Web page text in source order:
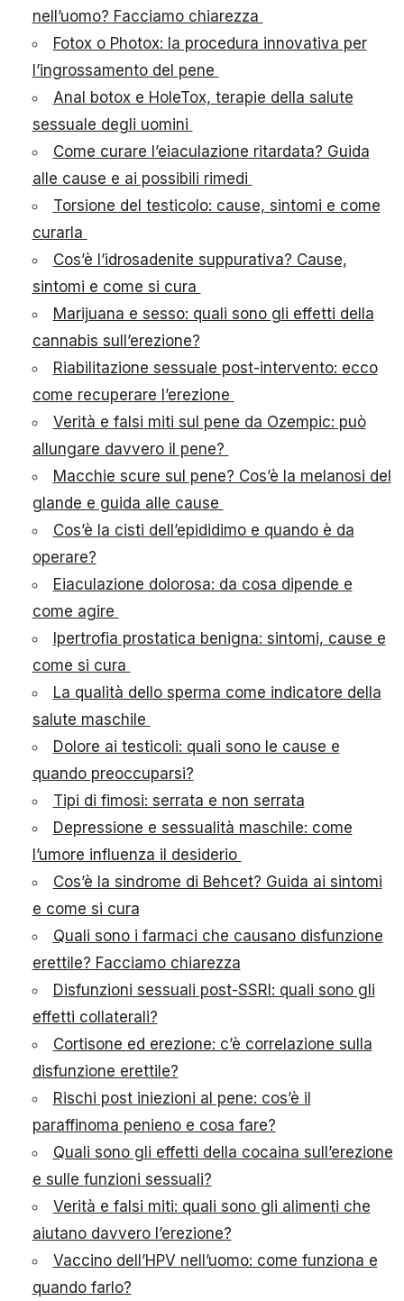
nell’uomo? Facciamo chiarezza
Fotox o Photox: la procedura innovativa per
l’ingrossamento del pene
Anal botox e HoleTox, terapie della salute
sessuale degli uomini
Come curare l’eiaculazione ritardata? Guida
alle cause e ai possibili rimedi
Torsione del testicolo: cause, sintomi e come
curarla
Cos’è l’idrosadenite suppurativa? Cause,
sintomi e come si cura
Marijuana e sesso: quali sono gli effetti della
cannabis sull’erezione?
Riabilitazione sessuale post-intervento: ecco
come recuperare l’erezione
Verità e falsi miti sul pene da Ozempic: può
allungare davvero il pene?
Macchie scure sul pene? Cos’è la melanosi del
glande e guida alle cause
Cos’è la cisti dell’epididimo e quando è da
operare?
Eiaculazione dolorosa: da cosa dipende e
come agire
Ipertrofia prostatica benigna: sintomi, cause e
come si cura
La qualità dello sperma come indicatore della
salute maschile
Dolore ai testicoli: quali sono le cause e
quando preoccuparsi?
Tipi di fimosi: serrata e non serrata
Depressione e sessualità maschile: come
l’umore influenza il desiderio
Cos’è la sindrome di Behcet? Guida ai sintomi
e come si cura
Quali sono i farmaci che causano disfunzione
erettile? Facciamo chiarezza
Disfunzioni sessuali post-SSRI: quali sono gli
effetti collaterali?
Cortisone ed erezione: c’è correlazione sulla
disfunzione erettile?
Rischi post iniezioni al pene: cos’è il
paraffinoma penieno e cosa fare?
Quali sono gli effetti della cocaina sull’erezione
e sulle funzioni sessuali?
Verità e falsi miti: quali sono gli alimenti che
aiutano davvero l’erezione?
Vaccino dell’HPV nell’uomo: come funziona e
quando farlo?